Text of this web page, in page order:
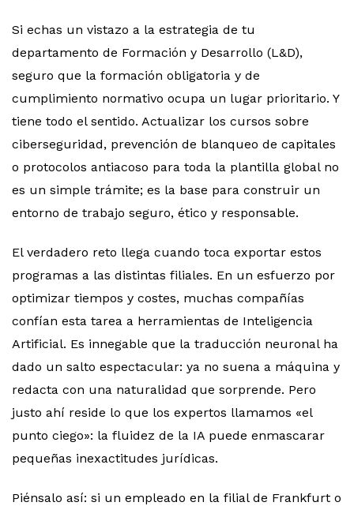
Si echas un vistazo a la estrategia de tu
departamento de Formación y Desarrollo (L&D),
seguro que la formación obligatoria y de
cumplimiento normativo ocupa un lugar prioritario. Y
tiene todo el sentido. Actualizar los cursos sobre
ciberseguridad, prevención de blanqueo de capitales
o protocolos antiacoso para toda la plantilla global no
es un simple trámite; es la base para construir un
entorno de trabajo seguro, ético y responsable.
El verdadero reto llega cuando toca exportar estos
programas a las distintas filiales. En un esfuerzo por
optimizar tiempos y costes, muchas compañías
confían esta tarea a herramientas de Inteligencia
Artificial. Es innegable que la traducción neuronal ha
dado un salto espectacular: ya no suena a máquina y
redacta con una naturalidad que sorprende. Pero
justo ahí reside lo que los expertos llamamos «el
punto ciego»: la fluidez de la IA puede enmascarar
pequeñas inexactitudes jurídicas.
Piénsalo así: si un empleado en la filial de Frankfurt o